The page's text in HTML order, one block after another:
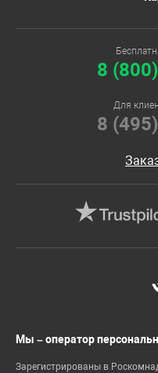
8
Для
8
Мы – оператор
Зарегистрированы в